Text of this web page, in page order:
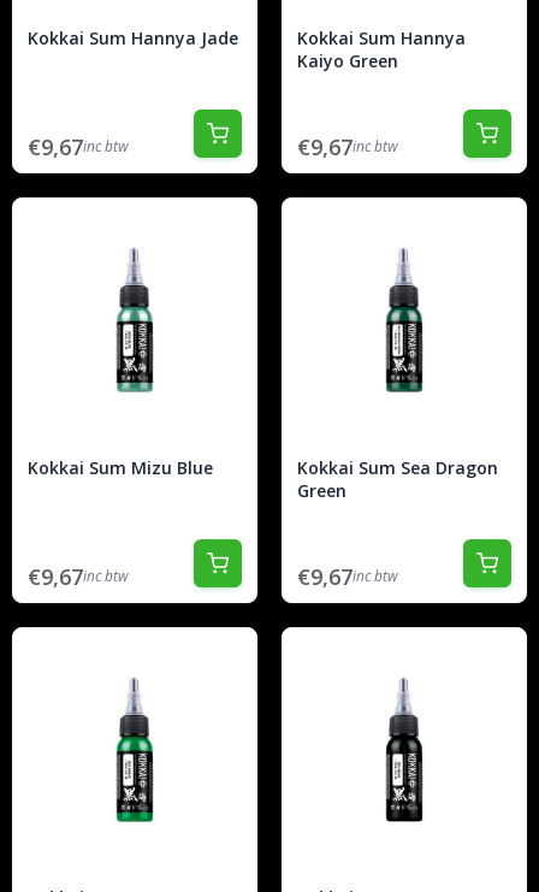
Kokkai Sum Hannya Jade
€9,67inc btw
Kokkai Sum Hannya
Kaiyo Green
€9,67inc btw
Kokkai Sum Mizu Blue
€9,67inc btw
Kokkai Sum Sea Dragon
Green
€9,67inc btw